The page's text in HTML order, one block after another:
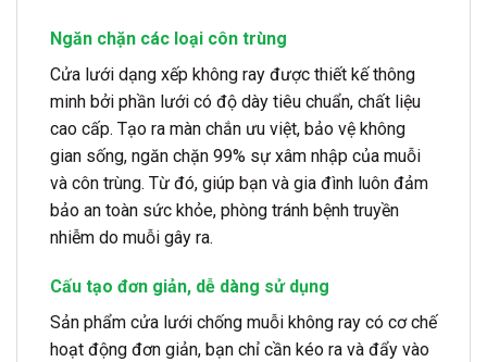
Ngăn chặn các loại côn trùng
Cửa lưới dạng xếp không ray được thiết kế thông
minh bởi phần lưới có độ dày tiêu chuẩn, chất liệu
cao cấp. Tạo ra màn chắn ưu việt, bảo vệ không
gian sống, ngăn chặn 99% sự xâm nhập của muỗi
và côn trùng. Từ đó, giúp bạn và gia đình luôn đảm
bảo an toàn sức khỏe, phòng tránh bệnh truyền
nhiễm do muỗi gây ra.
Cấu tạo đơn giản, dễ dàng sử dụng
Sản phẩm cửa lưới chống muỗi không ray có cơ chế
hoạt động đơn giản, bạn chỉ cần kéo ra và đẩy vào